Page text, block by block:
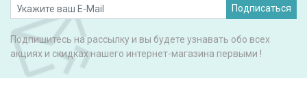
Подписаться
Подпишитесь на рассылку и вы будете узнавать обо всех
акциях и скидках нашего интернет-магазина первыми !